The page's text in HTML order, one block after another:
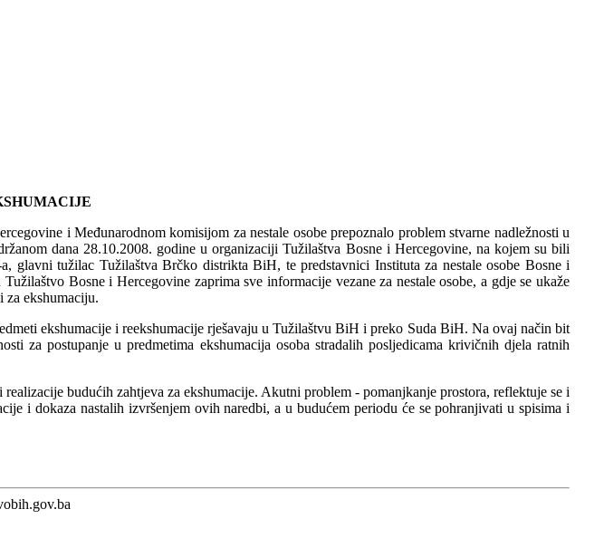
i Međunarodnom komisijom za nestale osobe prepoznalo problem stvarne nadležnosti u
dana 28.10.2008. godine u organizaciji Tužilaštva Bosne i Hercegovine, na kojem su bili
tužilac Tužilaštva Brčko distrikta BiH, te predstavnici Instituta za nestale osobe Bosne i
Bosne i Hercegovine zaprima sve informacije vezane za nestale osobe, a gdje se ukaže
za ekshumaciju.
ekshumacije i reekshumacije rješavaju u Tužilaštvu BiH i preko Suda BiH. Na ovaj način bit
za postupanje u predmetima ekshumacija osoba stradalih posljedicama krivičnih djela ratnih
budućih zahtjeva za ekshumacije. Akutni problem - pomanjkanje prostora, reflektuje se i
i dokaza nastalih izvršenjem ovih naredbi, a u budućem periodu će se pohranjivati u spisima i